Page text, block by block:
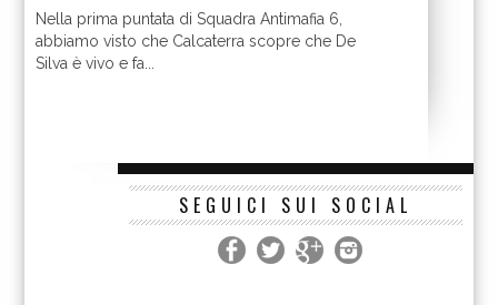
Nella prima puntata di Squadra Antimafia 6,
abbiamo visto che Calcaterra scopre che De
Silva è vivo e fa...
SEGUICI SUI SOCIAL